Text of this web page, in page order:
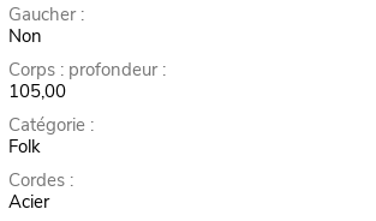
Gaucher :
Non
Corps : profondeur :
105,00
Catégorie :
Folk
Cordes :
Acier